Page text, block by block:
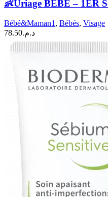
👶Uriage BÉBÉ – 1ER
Bébé&Maman1 , Bébés, Visage
د.م.78.50